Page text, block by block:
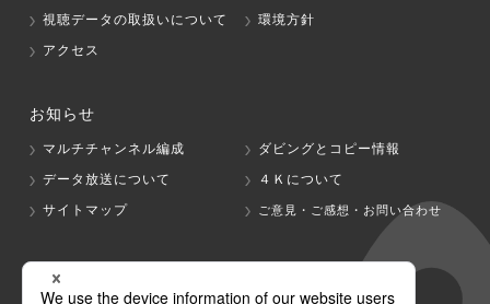
視聴データの取扱いについて
環境方針
アクセス
お知らせ
マルチチャンネル編成
ダビングとコピー情報
データ放送について
４Ｋについて
サイトマップ
ご意見・ご感想・お問い合わせ
グループ会社